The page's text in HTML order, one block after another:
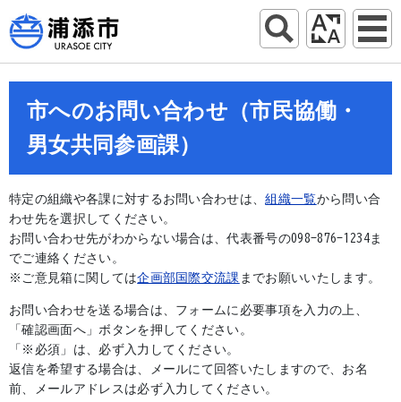
市へのお問い合わせ（市民協働・
男女共同参画課）
特定の組織や各課に対するお問い合わせは、組織一覧から問い合
わせ先を選択してください。
お問い合わせ先がわからない場合は、代表番号の098-876-1234ま
でご連絡ください。
※ご意見箱に関しては企画部国際交流課 までお願いいたします。
お問い合わせを送る場合は、フォームに必要事項を入力の上、
「確認画面へ」ボタンを押してください。
「※必須」は、必ず入力してください。
返信を希望する場合は、メールにて回答いたしますので、お名
前、メールアドレスは必ず入力してください。